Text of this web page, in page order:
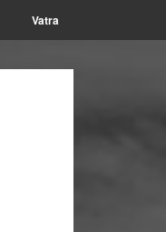
Vatra